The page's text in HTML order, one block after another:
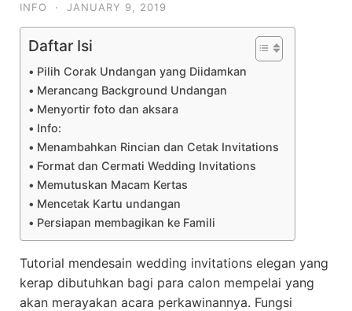
INFO · JANUARY 9, 2019
Daftar Isi
Pilih Corak Undangan yang Diidamkan
Merancang Background Undangan
Menyortir foto dan aksara
Info:
Menambahkan Rincian dan Cetak Invitations
Format dan Cermati Wedding Invitations
Memutuskan Macam Kertas
Mencetak Kartu undangan
Persiapan membagikan ke Famili
Tutorial mendesain wedding invitations elegan yang
kerap dibutuhkan bagi para calon mempelai yang
akan merayakan acara perkawinannya. Fungsi